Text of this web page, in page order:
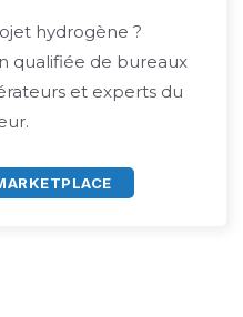
hydrogène ?
qualifiée de bureaux
et experts du